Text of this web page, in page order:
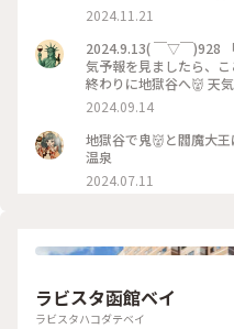
散歩#クラシカルな街
2024.11.21
2024.9.13( ￣▽￣)928
気予報を見ましたら、
終わりに地獄谷へ👹 天気の良い日は空が青く、硫黄で変色し
た山肌が、キレイなんです
涼しさを出してますが
登別温泉にでも入りに湯治で
別市#登別温泉#地獄谷#
2024.09.14
地獄谷で鬼👹と閻魔大王にお会
温泉
2024.07.11
ラビスタ函館ベイ
ラビスタハコダテベイ